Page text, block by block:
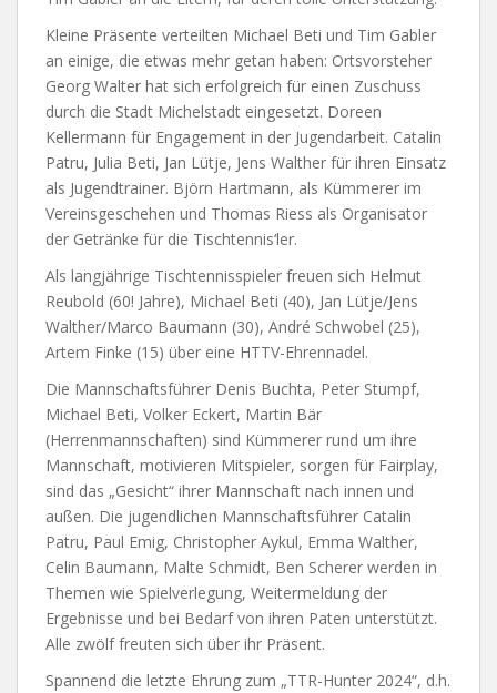
Kleine Präsente verteilten Michael Beti und Tim Gabler
an einige, die etwas mehr getan haben: Ortsvorsteher
Georg Walter hat sich erfolgreich für einen Zuschuss
durch die Stadt Michelstadt eingesetzt. Doreen
Kellermann für Engagement in der Jugendarbeit. Catalin
Patru, Julia Beti, Jan Lütje, Jens Walther für ihren Einsatz
als Jugendtrainer. Björn Hartmann, als Kümmerer im
Vereinsgeschehen und Thomas Riess als Organisator
der Getränke für die Tischtennis‘ler.
Als langjährige Tischtennisspieler freuen sich Helmut
Reubold (60! Jahre), Michael Beti (40), Jan Lütje/Jens
Walther/Marco Baumann (30), André Schwobel (25),
Artem Finke (15) über eine HTTV-Ehrennadel.
Die Mannschaftsführer Denis Buchta, Peter Stumpf,
Michael Beti, Volker Eckert, Martin Bär
(Herrenmannschaften) sind Kümmerer rund um ihre
Mannschaft, motivieren Mitspieler, sorgen für Fairplay,
sind das „Gesicht“ ihrer Mannschaft nach innen und
außen. Die jugendlichen Mannschaftsführer Catalin
Patru, Paul Emig, Christopher Aykul, Emma Walther,
Celin Baumann, Malte Schmidt, Ben Scherer werden in
Themen wie Spielverlegung, Weitermeldung der
Ergebnisse und bei Bedarf von ihren Paten unterstützt.
Alle zwölf freuten sich über ihr Präsent.
Spannend die letzte Ehrung zum „TTR-Hunter 2024“, d.h.